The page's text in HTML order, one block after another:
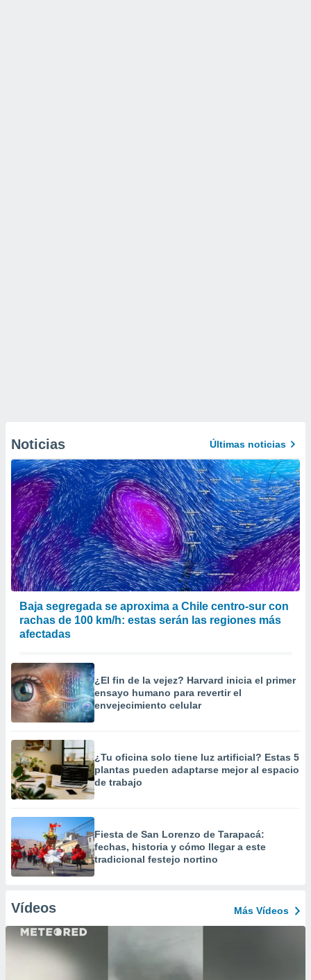
Noticias Últimas noticias
Baja segregada se aproxima a Chile centro-sur con
rachas de 100 km/h: estas serán las regiones más
afectadas
¿El fin de la vejez? Harvard inicia el primer
ensayo humano para revertir el
envejecimiento celular
¿Tu oficina solo tiene luz artificial? Estas 5
plantas pueden adaptarse mejor al espacio
de trabajo
Fiesta de San Lorenzo de Tarapacá:
fechas, historia y cómo llegar a este
tradicional festejo nortino
Vídeos Más Vídeos